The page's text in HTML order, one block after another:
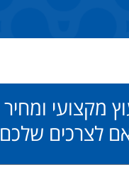
מקצועי ומחיר
לצרכים שלכם